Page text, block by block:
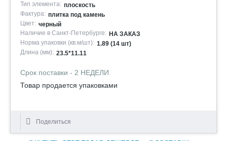
Тип элемента: плоскость
Фактура: плитка под камень
Цвет: черный
Наличие в Санкт-Петербурге: НА ЗАКАЗ
Норма упаковки (кв.м/шт): 1.89 (14 шт)
Длина (мм): 23.5*11.11
Срок поставки - 2 НЕДЕЛИ
Товар продается упаковками
Поделиться